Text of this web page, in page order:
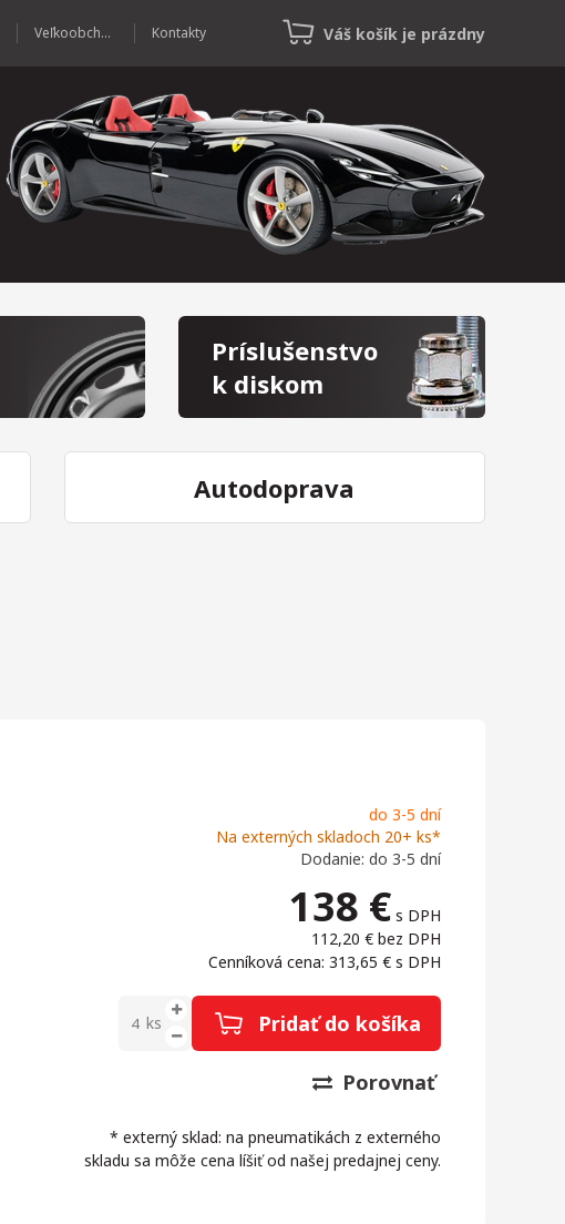
Veľkoobchod Kontakty Váš košík je prázdny
Príslušenstvo
k diskom
Autodoprava
do 3-5 dní
Na externých skladoch 20+ ks*
Dodanie: do 3-5 dní
138 € s DPH
112,20 € bez DPH
Cenníková cena: 313,65 € s DPH
ks Pridať do košíka
Porovnať
* externý sklad: na pneumatikách z externého
skladu sa môže cena líšiť od našej predajnej ceny.